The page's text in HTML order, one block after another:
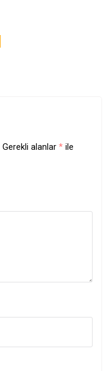
Gerekli alanlar * ile